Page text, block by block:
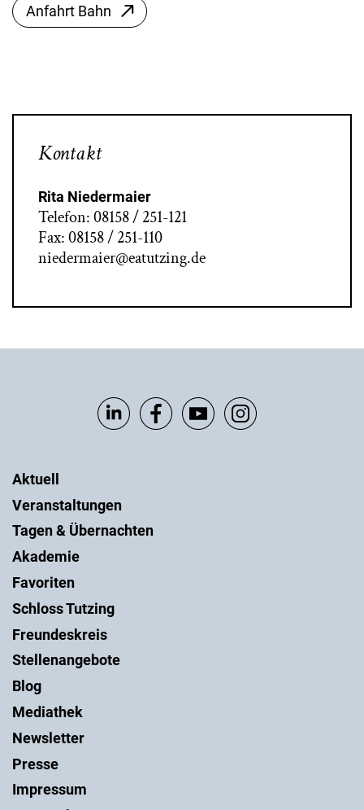
Anfahrt Bahn
Kontakt
Rita Niedermaier
Telefon: 08158 / 251-121
Fax: 08158 / 251-110
niedermaier@eatutzing.de
Aktuell
Veranstaltungen
Tagen & Übernachten
Akademie
Favoriten
Schloss Tutzing
Freundeskreis
Stellenangebote
Blog
Mediathek
Newsletter
Presse
Impressum